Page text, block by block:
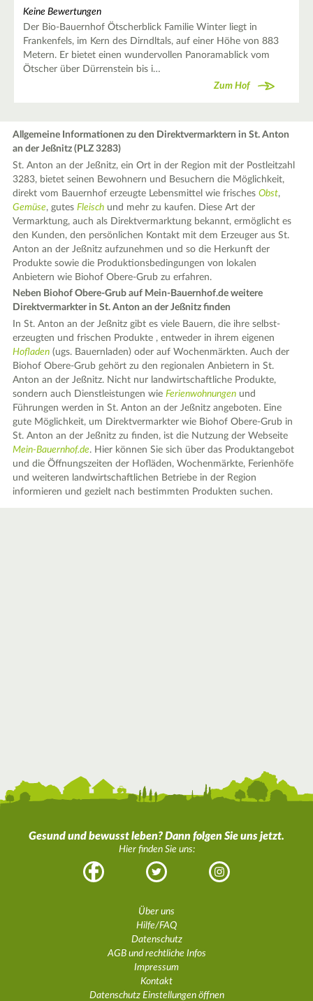
Keine Bewertungen
Der Bio-Bauernhof Ötscherblick Familie Winter liegt in
Frankenfels, im Kern des Dirndltals, auf einer Höhe von 883
Metern. Er bietet einen wundervollen Panoramablick vom
Ötscher über Dürrenstein bis i…
Zum Hof
Allgemeine Informationen zu den Direktvermarktern in St. Anton
an der Jeßnitz (PLZ 3283)
St. Anton an der Jeßnitz, ein Ort in der Region mit der Postleitzahl
3283, bietet seinen Bewohnern und Besuchern die Möglichkeit,
direkt vom Bauernhof erzeugte Lebensmittel wie frischesObst,
Gemüse, gutesFleisch und mehr zu kaufen. Diese Art der
Vermarktung, auch als Direktvermarktung bekannt, ermöglicht es
den Kunden, den persönlichen Kontakt mit dem Erzeuger aus St.
Anton an der Jeßnitz aufzunehmen und so die Herkunft der
Produkte sowie die Produktionsbedingungen von lokalen
Anbietern wie Biohof Obere-Grub zu erfahren.
Neben Biohof Obere-Grub auf Mein-Bauernhof.de weitere
Direktvermarkter in St. Anton an der Jeßnitz finden
In St. Anton an der Jeßnitz gibt es viele Bauern, die ihre selbst-
erzeugten und frischen Produkte , entweder in ihrem eigenen
Hofladen (ugs. Bauernladen) oder auf Wochenmärkten. Auch der
Biohof Obere-Grub gehört zu den regionalen Anbietern in St.
Anton an der Jeßnitz. Nicht nur landwirtschaftliche Produkte,
sondern auch Dienstleistungen wieFerienwohnungen und
Führungen werden in St. Anton an der Jeßnitz angeboten. Eine
gute Möglichkeit, um Direktvermarkter wie Biohof Obere-Grub in
St. Anton an der Jeßnitz zu finden, ist die Nutzung der Webseite
Mein-Bauernhof.de. Hier können Sie sich über das Produktangebot
und die Öffnungszeiten der Hofläden, Wochenmärkte, Ferienhöfe
und weiteren landwirtschaftlichen Betriebe in der Region
informieren und gezielt nach bestimmten Produkten suchen.
Gesund und bewusst leben? Dann folgen Sie uns jetzt.
Hier finden Sie uns:
Facebook Twitter Instagram
Über uns
Hilfe/FAQ
Datenschutz
AGB und rechtliche Infos
Impressum
Kontakt
Datenschutz Einstellungen öffnen